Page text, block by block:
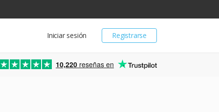
Registrarse
Iniciar sesión
10,220 reseñas en